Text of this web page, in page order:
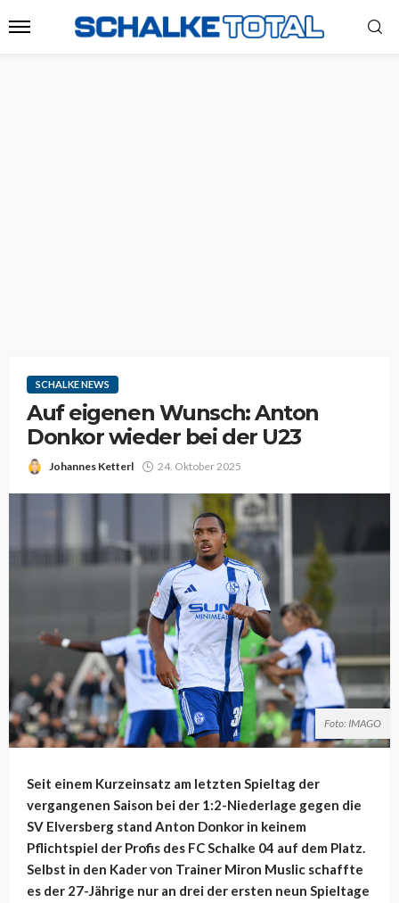
SCHALKE NEWS
Auf eigenen Wunsch: Anton
Donkor wieder bei der U23
Johannes Ketterl 24. Oktober 2025
Foto: IMAGO
Seit einem Kurzeinsatz am letzten Spieltag der
vergangenen Saison bei der 1:2-Niederlage gegen die
SV Elversberg stand Anton Donkor in keinem
Pflichtspiel der Profis des FC Schalke 04 auf dem Platz.
Selbst in den Kader von Trainer Miron Muslic schaffte
es der 27-Jährige nur an drei der ersten neun Spieltage